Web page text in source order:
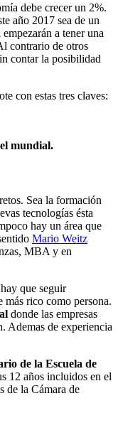
debe crecer un 2%.
año 2017 sea de un
a tener una
contrario de otros
contar la posibilidad
con estas tres claves:
mundial.
Sea la formación
tecnologías ésta
hay un área que
Mario Weitz
MBA y en
que seguir
más rico como persona.
donde las empresas
Ademas de experiencia
de la Escuela de
12 años incluidos en el
de la Cámara de